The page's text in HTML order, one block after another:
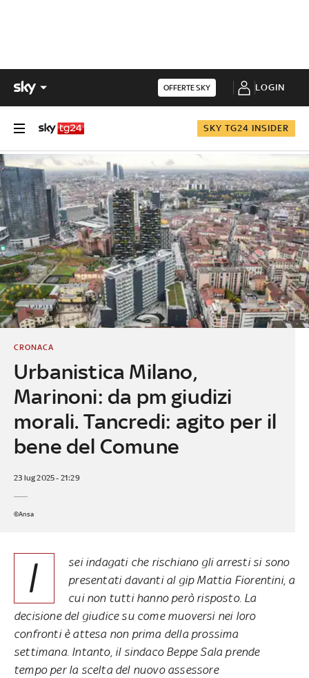
OFFERTE SKY LOGIN
SKY TG24 INSIDER
Urbanistica Milano,
Marinoni: da pm giudizi
morali. Tancredi: agito per il
bene del Comune
CRONACA
23 lug 2025 - 21:29
©Ansa
I
sei indagati che rischiano gli arresti si sono
presentati davanti al gip Mattia Fiorentini, a
cui non tutti hanno però risposto. La
decisione del giudice su come muoversi nei loro
confronti è attesa non prima della prossima
settimana. Intanto, il sindaco Beppe Sala prende
tempo per la scelta del nuovo assessore